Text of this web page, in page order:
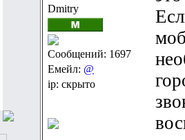
Dmitry
Сообщений: 1697
Емейл: @
ip: скрыто